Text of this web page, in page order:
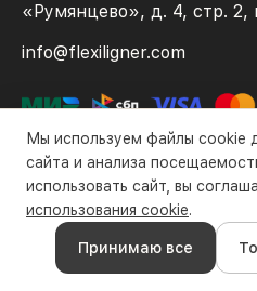
«Румянцево», д. 4, стр. 2,
info@flexiligner.com
Все права защищены компанией
2026 гг.
Политика конфиденциальности
Мы используем файлы cookie
сайта и анализа
использовать сайт, вы
использования cookie.
Принимаю все